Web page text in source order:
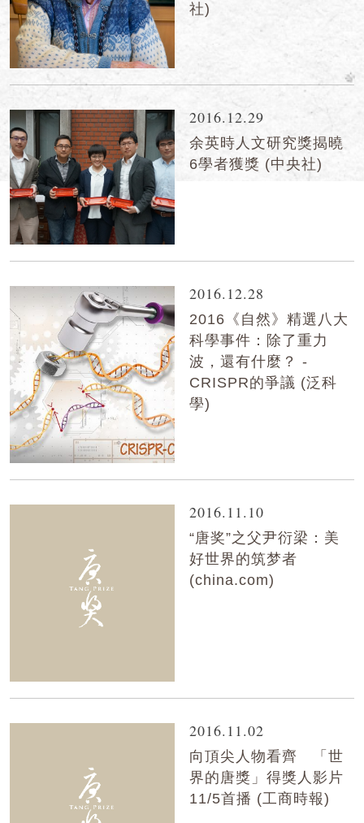
社)
2016.12.29
余英時人文研究獎揭曉
6學者獲獎 (中央社)
2016.12.28
2016《自然》精選八大
科學事件：除了重力
波，還有什麼？ -
CRISPR的爭議 (泛科
學)
2016.11.10
“唐奖”之父尹衍梁：美
好世界的筑梦者
(china.com)
2016.11.02
向頂尖人物看齊 「世
界的唐獎」得獎人影片
11/5首播 (工商時報)